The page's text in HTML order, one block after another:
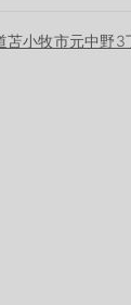
苫小牧市元中野